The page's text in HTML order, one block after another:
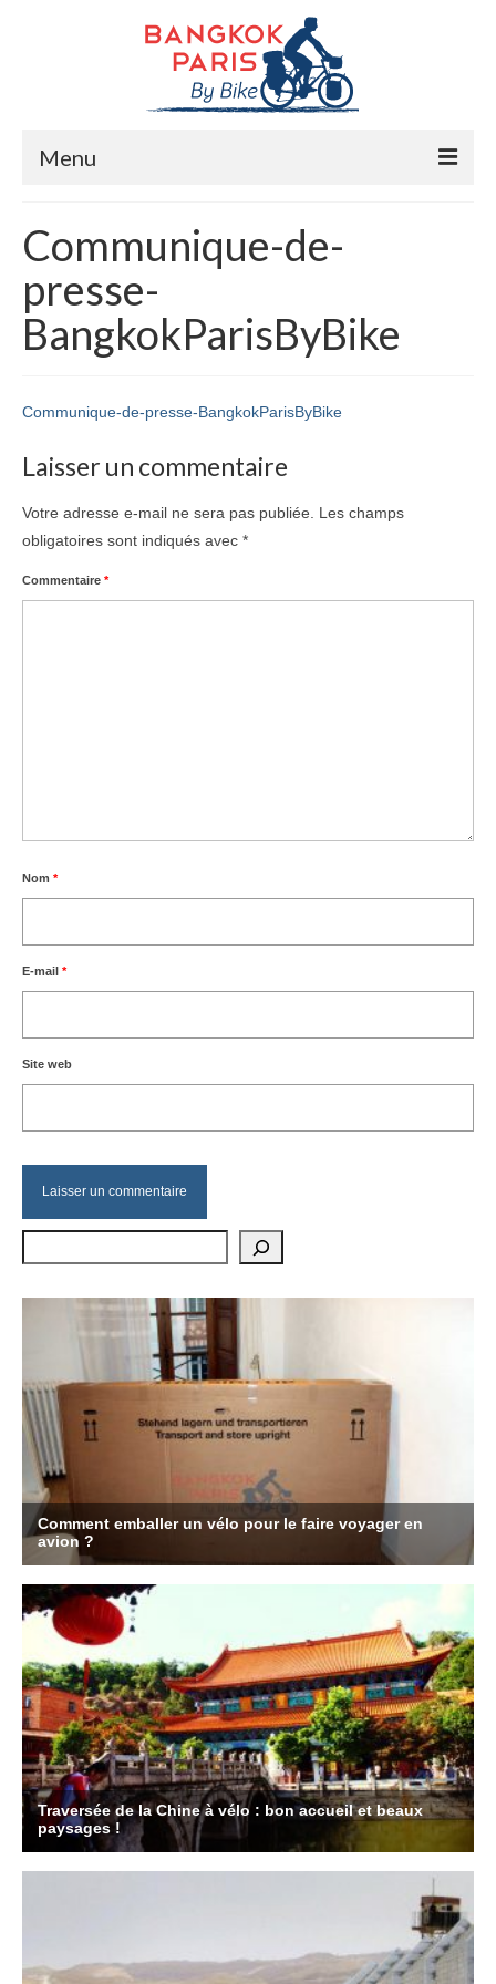
Menu
Préparation bike trip
La route
Mes rencontres
Communique-de-
presse-
BangkokParisByBike
Communique-de-presse-BangkokParisByBike
Laisser un commentaire
Votre adresse e-mail ne sera pas publiée.
Les champs
obligatoires sont indiqués avec *
Commentaire *
Nom *
E-mail *
Site web